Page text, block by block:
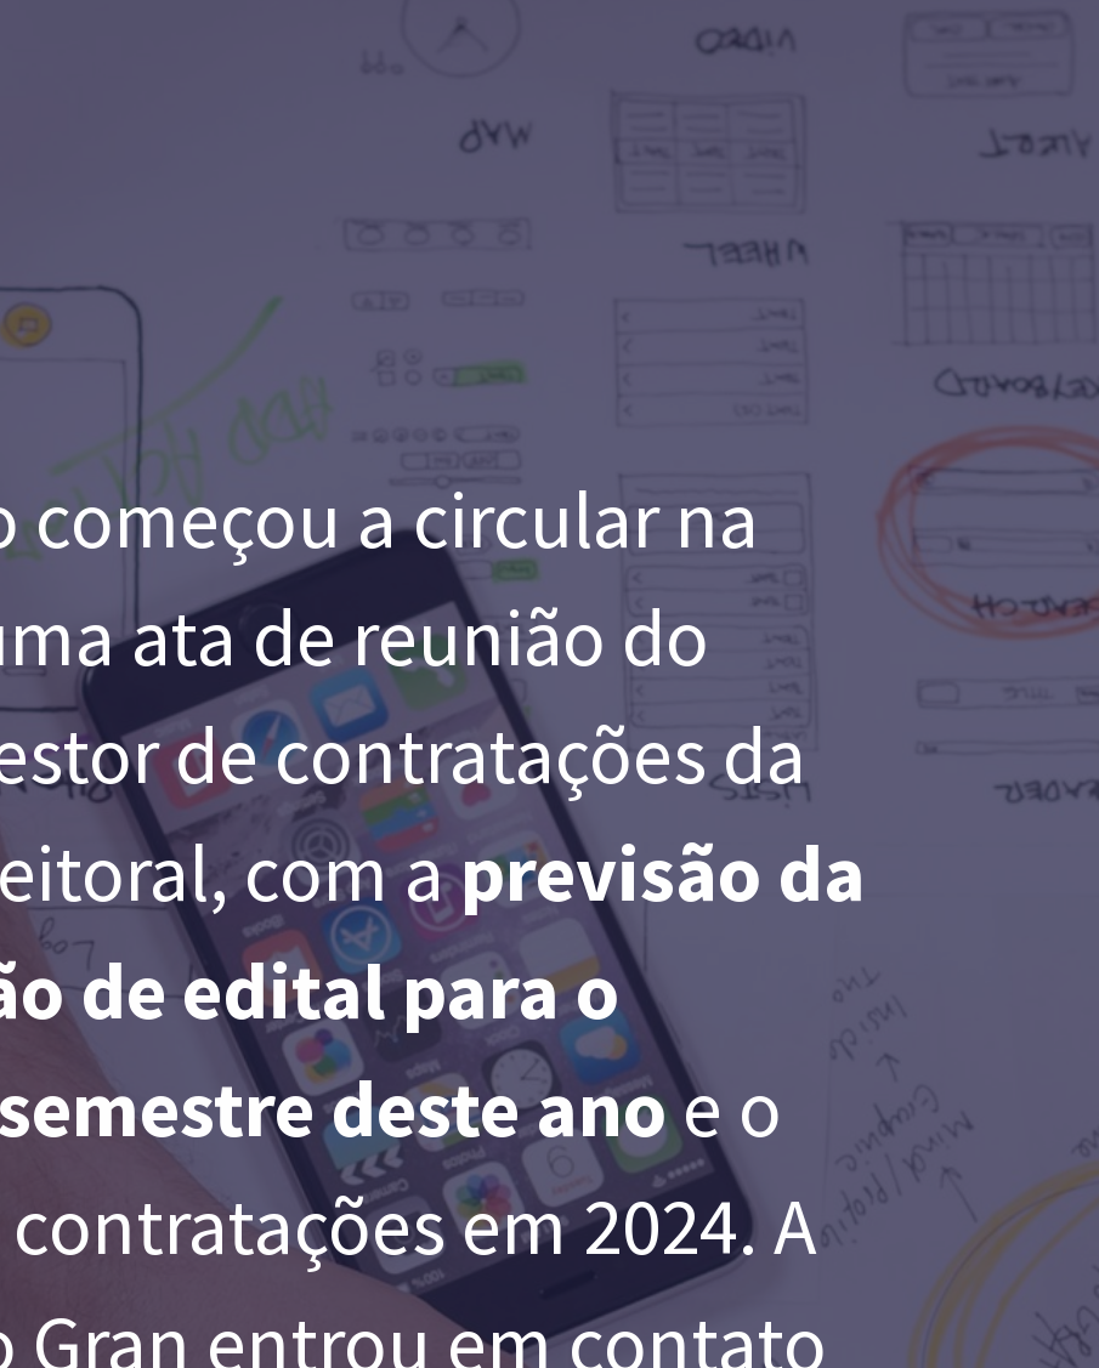
começou a circular na
ata de reunião do
de contratações da
com aprevisão da
de edital para o
deste anoe o
em 2024. A
Gran entrou em contato